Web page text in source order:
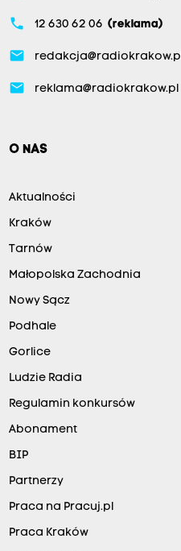
phone 12 630 62 06 (reklama)
email redakcja@radiokrakow.pl
email reklama@radiokrakow.pl
O NAS
Aktualności
Kraków
Tarnów
Małopolska Zachodnia
Nowy Sącz
Podhale
Gorlice
Ludzie Radia
Regulamin konkursów
Abonament
BIP
Partnerzy
Praca na Pracuj.pl
Praca Kraków